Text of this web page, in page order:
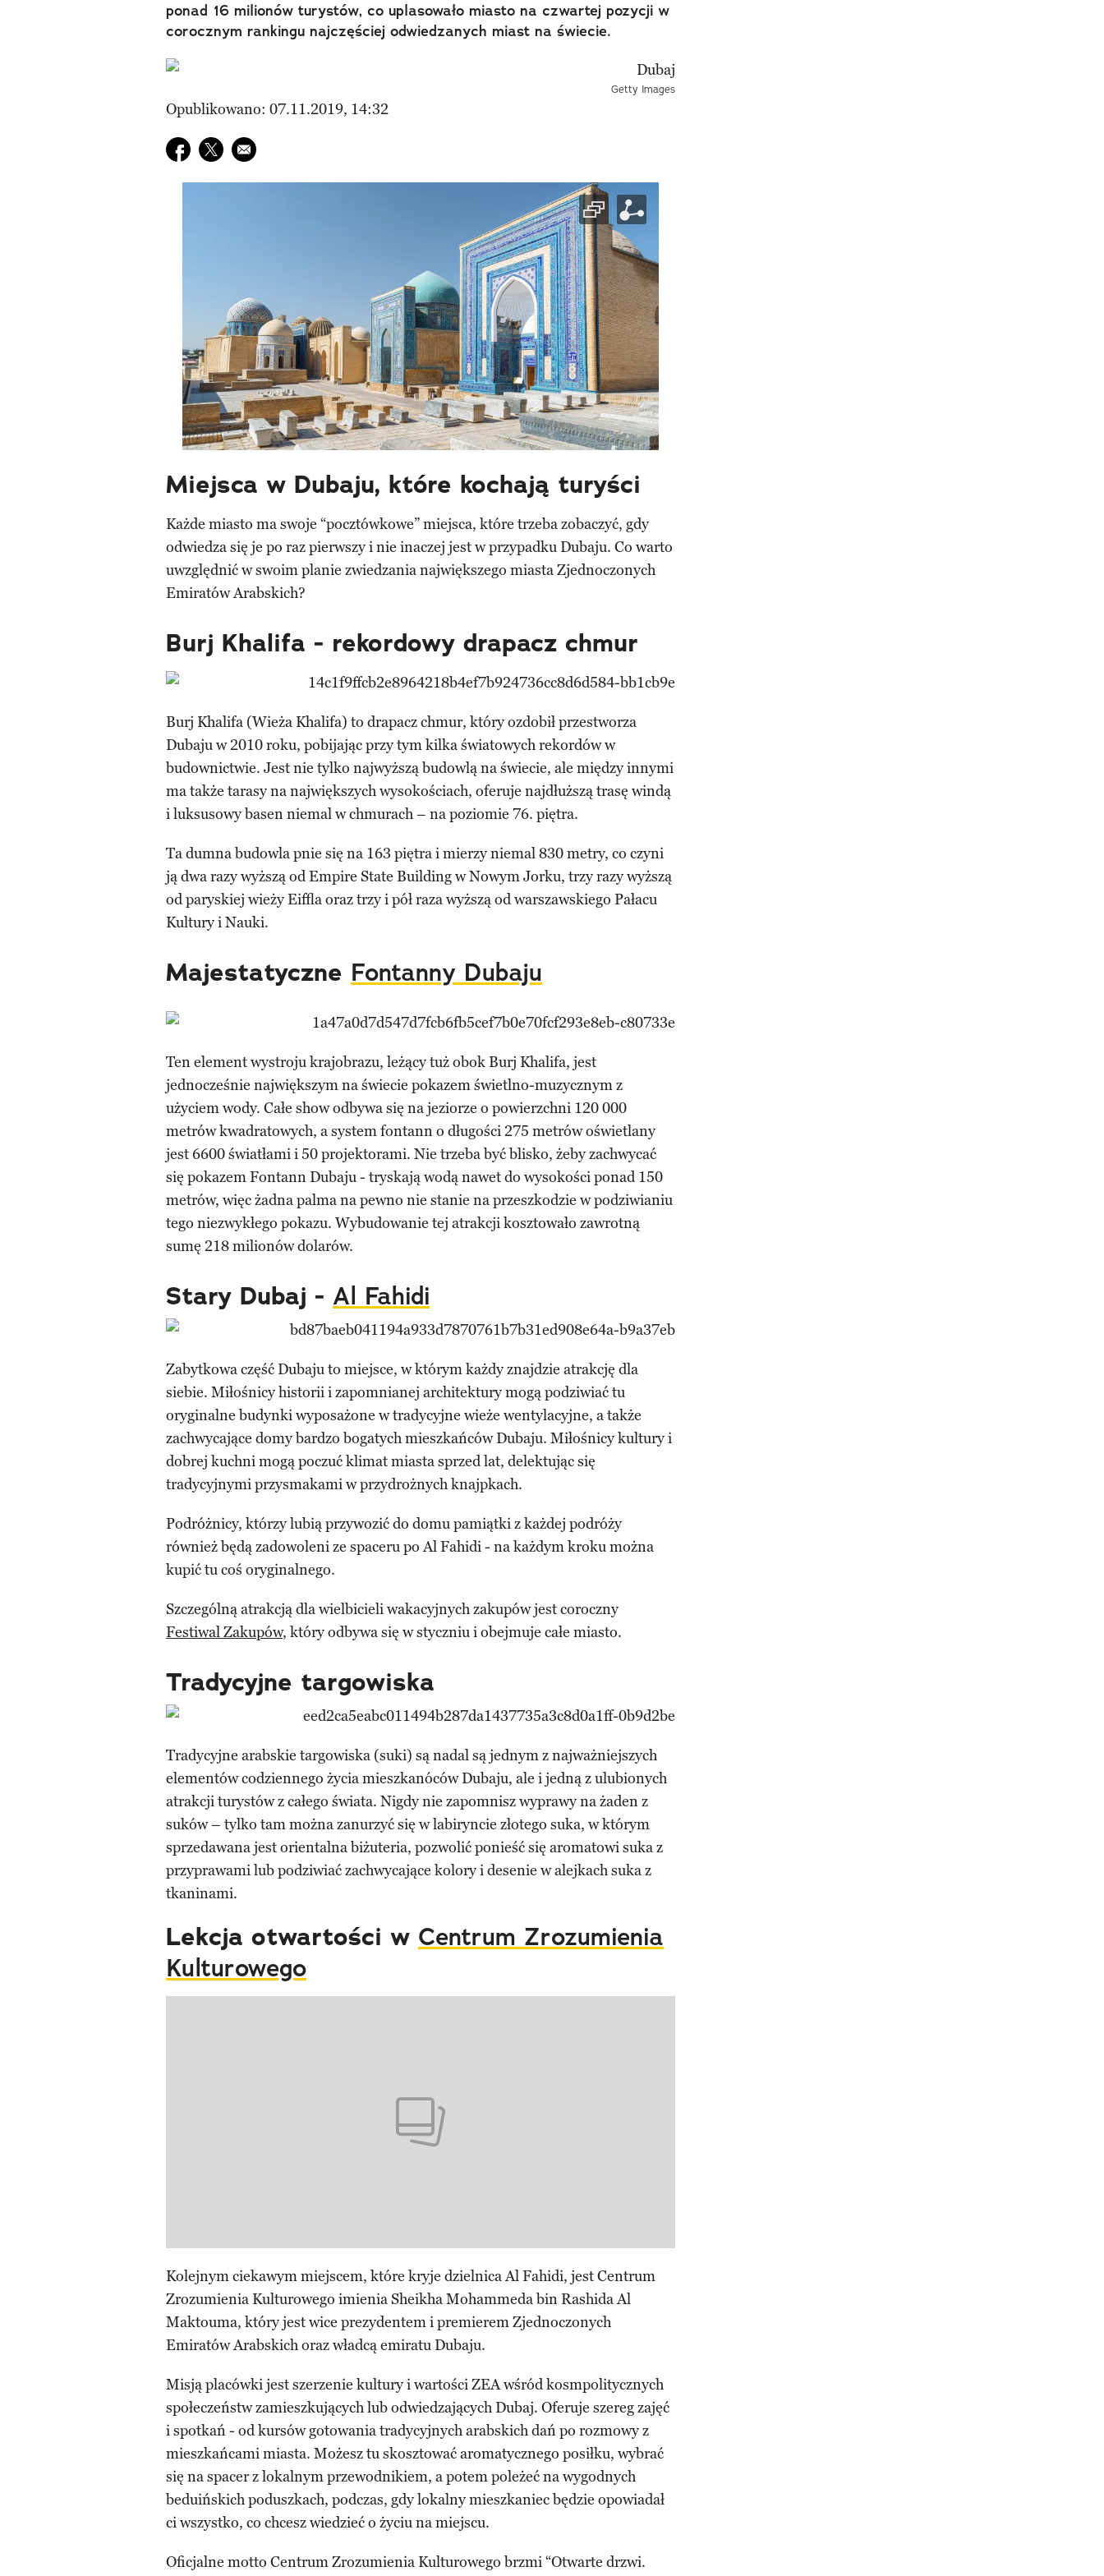
ponad 16 milionów turystów, co uplasowało miasto na czwartej pozycji w
corocznym rankingu najczęściej odwiedzanych miast na świecie.
Getty Images
Opublikowano: 07.11.2019, 14:32
Udostępnij na facebook
Udostępnij na twitter
E-mail do przyjaciela
Miejsca w Dubaju, które kochają turyści
Każde miasto ma swoje “pocztówkowe” miejsca, które trzeba zobaczyć, gdy
odwiedza się je po raz pierwszy i nie inaczej jest w przypadku Dubaju. Co warto
uwzględnić w swoim planie zwiedzania największego miasta Zjednoczonych
Emiratów Arabskich?
Burj Khalifa - rekordowy drapacz chmur
Burj Khalifa (Wieża Khalifa) to drapacz chmur, który ozdobił przestworza
Dubaju w 2010 roku, pobijając przy tym kilka światowych rekordów w
budownictwie. Jest nie tylko najwyższą budowlą na świecie, ale między innymi
ma także tarasy na największych wysokościach, oferuje najdłuższą trasę windą
i luksusowy basen niemal w chmurach – na poziomie 76. piętra.
Ta dumna budowla pnie się na 163 piętra i mierzy niemal 830 metry, co czyni
ją dwa razy wyższą od Empire State Building w Nowym Jorku, trzy razy wyższą
od paryskiej wieży Eiffla oraz trzy i pół raza wyższą od warszawskiego Pałacu
Kultury i Nauki.
Majestatyczne Fontanny Dubaju
Ten element wystroju krajobrazu, leżący tuż obok Burj Khalifa, jest
jednocześnie największym na świecie pokazem świetlno-muzycznym z
użyciem wody. Całe show odbywa się na jeziorze o powierzchni 120 000
metrów kwadratowych, a system fontann o długości 275 metrów oświetlany
jest 6600 światłami i 50 projektorami. Nie trzeba być blisko, żeby zachwycać
się pokazem Fontann Dubaju - tryskają wodą nawet do wysokości ponad 150
metrów, więc żadna palma na pewno nie stanie na przeszkodzie w podziwianiu
tego niezwykłego pokazu. Wybudowanie tej atrakcji kosztowało zawrotną
sumę 218 milionów dolarów.
Stary Dubaj - Al Fahidi
Zabytkowa część Dubaju to miejsce, w którym każdy znajdzie atrakcję dla
siebie. Miłośnicy historii i zapomnianej architektury mogą podziwiać tu
oryginalne budynki wyposażone w tradycyjne wieże wentylacyjne, a także
zachwycające domy bardzo bogatych mieszkańców Dubaju. Miłośnicy kultury i
dobrej kuchni mogą poczuć klimat miasta sprzed lat, delektując się
tradycyjnymi przysmakami w przydrożnych knajpkach.
Podróżnicy, którzy lubią przywozić do domu pamiątki z każdej podróży
również będą zadowoleni ze spaceru po Al Fahidi - na każdym kroku można
kupić tu coś oryginalnego.
Szczególną atrakcją dla wielbicieli wakacyjnych zakupów jest coroczny
Festiwal Zakupów, który odbywa się w styczniu i obejmuje całe miasto.
Tradycyjne targowiska
Tradycyjne arabskie targowiska (suki) są nadal są jednym z najważniejszych
elementów codziennego życia mieszkanóców Dubaju, ale i jedną z ulubionych
atrakcji turystów z całego świata. Nigdy nie zapomnisz wyprawy na żaden z
suków – tylko tam można zanurzyć się w labiryncie złotego suka, w którym
sprzedawana jest orientalna biżuteria, pozwolić ponieść się aromatowi suka z
przyprawami lub podziwiać zachwycające kolory i desenie w alejkach suka z
tkaninami.
Lekcja otwartości w Centrum Zrozumienia
Kulturowego
Kolejnym ciekawym miejscem, które kryje dzielnica Al Fahidi, jest Centrum
Zrozumienia Kulturowego imienia Sheikha Mohammeda bin Rashida Al
Maktouma, który jest wice prezydentem i premierem Zjednoczonych
Emiratów Arabskich oraz władcą emiratu Dubaju.
Misją placówki jest szerzenie kultury i wartości ZEA wśród kosmpolitycznych
społeczeństw zamieszkujących lub odwiedzających Dubaj. Oferuje szereg zajęć
i spotkań - od kursów gotowania tradycyjnych arabskich dań po rozmowy z
mieszkańcami miasta. Możesz tu skosztować aromatycznego posiłku, wybrać
się na spacer z lokalnym przewodnikiem, a potem poleżeć na wygodnych
beduińskich poduszkach, podczas, gdy lokalny mieszkaniec będzie opowiadał
ci wszystko, co chcesz wiedzieć o życiu na miejscu.
Oficjalne motto Centrum Zrozumienia Kulturowego brzmi “Otwarte drzwi.